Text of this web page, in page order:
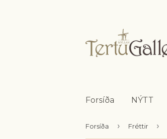
Forsíða NÝTT
Forsíða › Fréttir ›